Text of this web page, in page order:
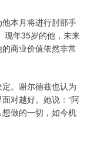
本月将进行肘部手
现年35岁的他，未来
商业价值依然非常
。谢尔德兹也认为
对越好。她说：“阿
做的一切，如今机